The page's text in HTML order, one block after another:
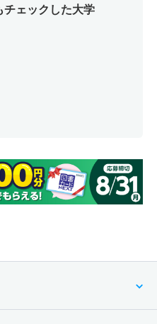
チェックした大学